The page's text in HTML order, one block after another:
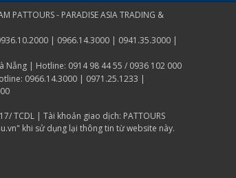
PATTOURS - PARADISE ASIA TRADING &
| 0966.14.3000 | 0941.35.3000 |
Nẵng | Hotline: 0914 98 44 55 / 0936 102 000
0966.14.3000 | 0971.25.1233 |
TCDL | Tài khoản giao dịch: PATTOURS
khi sử dụng lại thông tin từ website này.